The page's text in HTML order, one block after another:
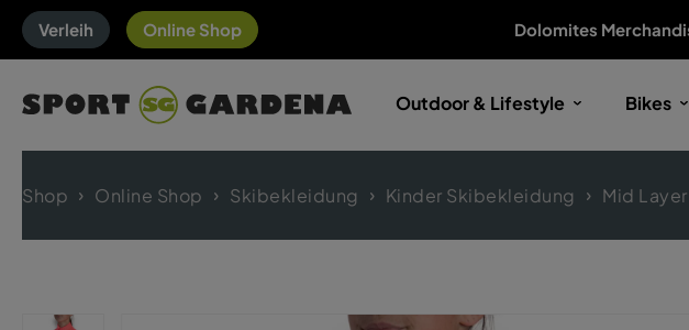
Verleih Online Shop Dolomites
Outdoor & Lifestyle Bikes
Shop Online Shop Skibekleidung Kinder Skibekleidung Mid Layer